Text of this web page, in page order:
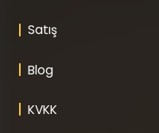
Satış
Blog
KVKK